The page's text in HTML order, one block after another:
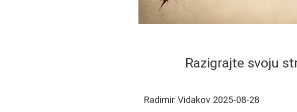
Razigrajte svoju
Radimir Vidakov 2025-08-28